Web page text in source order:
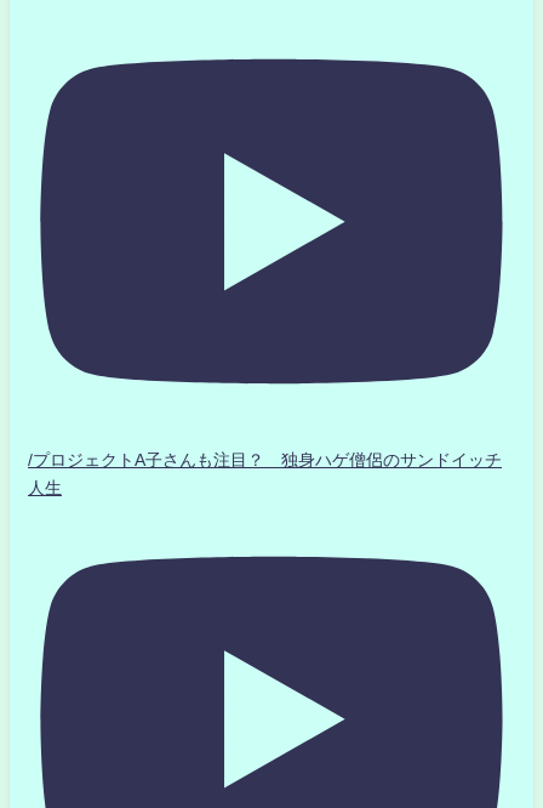
/プロジェクトA子さんも注目？ 独身ハゲ僧侶のサンドイッチ
人生